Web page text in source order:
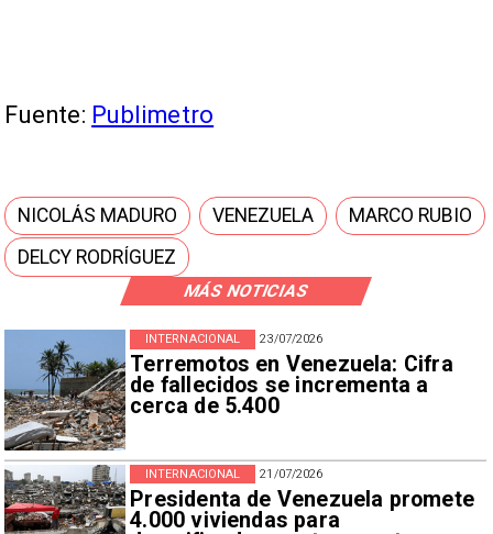
MÁS NOTICIAS
23/07/2026
Terremotos en Venezuela: Cifra
de fallecidos se incrementa a
cerca de 5.400
INTERNACIONAL
21/07/2026
Presidenta de Venezuela promete
4.000 viviendas para
INTERNACIONAL
Fuente: Publimetro
NICOLÁS MADURO VENEZUELA
MARCO RUBIO
DELCY RODRÍGUEZ